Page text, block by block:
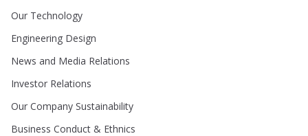
Our Technology
Engineering Design
News and Media Relations
Investor Relations
Our Company Sustainability
Business Conduct & Ethnics